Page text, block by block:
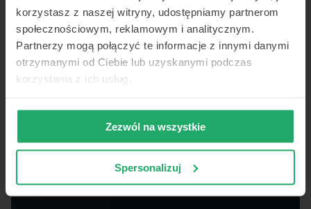
korzystasz z naszej witryny, udostępniamy partnerom
społecznościowym, reklamowym i analitycznym.
Partnerzy mogą połączyć te informacje z innymi danymi
otrzymanymi od Ciebie lub uzyskanymi podczas
korzystania z ich usług.
Zezwól na wszystkie
Spersonalizuj